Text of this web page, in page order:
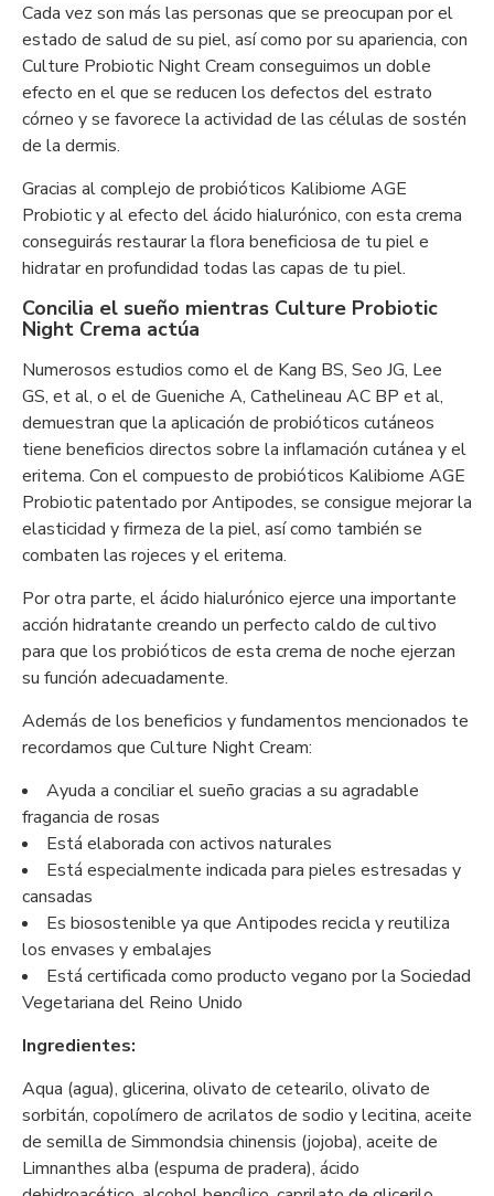
Cada vez son más las personas que se preocupan por el
estado de salud de su piel, así como por su apariencia, con
Culture Probiotic Night Cream conseguimos un doble
efecto en el que se reducen los defectos del estrato
córneo y se favorece la actividad de las células de sostén
de la dermis.
Gracias al complejo de probióticos Kalibiome AGE
Probiotic y al efecto del ácido hialurónico, con esta crema
conseguirás restaurar la flora beneficiosa de tu piel e
hidratar en profundidad todas las capas de tu piel.
Concilia el sueño mientras Culture Probiotic
Night Crema actúa
Numerosos estudios como el de Kang BS, Seo JG, Lee
GS, et al, o el de Gueniche A, Cathelineau AC BP et al,
demuestran que la aplicación de probióticos cutáneos
tiene beneficios directos sobre la inflamación cutánea y el
eritema. Con el compuesto de probióticos Kalibiome AGE
Probiotic patentado por Antipodes, se consigue mejorar la
elasticidad y firmeza de la piel, así como también se
combaten las rojeces y el eritema.
Por otra parte, el ácido hialurónico ejerce una importante
acción hidratante creando un perfecto caldo de cultivo
para que los probióticos de esta crema de noche ejerzan
su función adecuadamente.
Además de los beneficios y fundamentos mencionados te
recordamos que Culture Night Cream:
Ayuda a conciliar el sueño gracias a su agradable
fragancia de rosas
Está elaborada con activos naturales
Está especialmente indicada para pieles estresadas y
cansadas
Es biosostenible ya que Antipodes recicla y reutiliza
los envases y embalajes
Está certificada como producto vegano por la Sociedad
Vegetariana del Reino Unido
Ingredientes:
Aqua (agua), glicerina, olivato de cetearilo, olivato de
sorbitán, copolímero de acrilatos de sodio y lecitina, aceite
de semilla de Simmondsia chinensis (jojoba), aceite de
Limnanthes alba (espuma de pradera), ácido